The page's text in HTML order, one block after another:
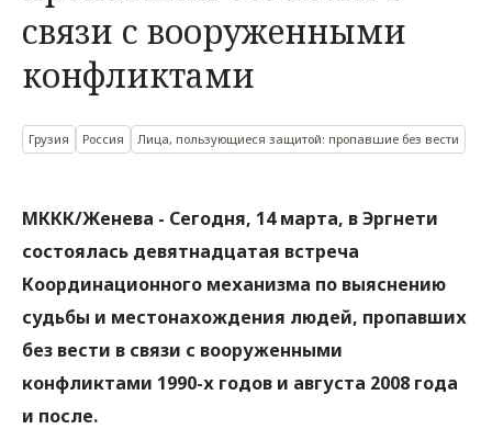
связи с вооруженными
конфликтами
Грузия Россия Лица, пользующиеся защитой: пропавшие без вести
МККК/Женева - Сегодня, 14 марта, в Эргнети
состоялась девятнадцатая встреча
Координационного механизма по выяснению
судьбы и местонахождения людей, пропавших
без вести в связи с вооруженными
конфликтами 1990-х годов и августа 2008 года
и после.